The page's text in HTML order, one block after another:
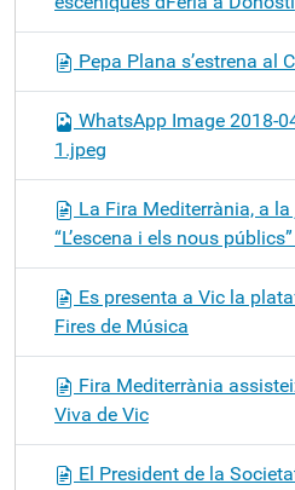
Pepa Plana s’estrena al
WhatsApp Image 2018-
1.jpeg
La Fira Mediterrània, a
“L’escena i els nous
Es presenta a Vic la
Fires de Música
Fira Mediterrània
Viva de Vic
El President de la